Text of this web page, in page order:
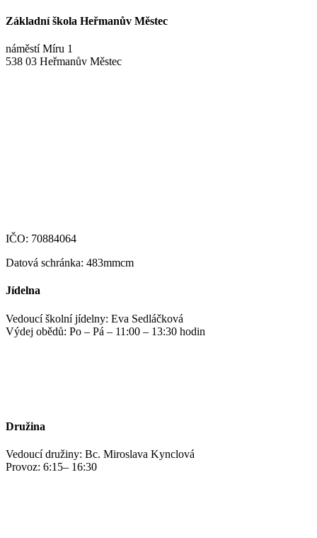
Základní škola Heřmanův Městec
náměstí Míru 1
538 03 Heřmanův Městec
IČO: 70884064
Datová schránka: 483mmcm
Jídelna
Vedoucí školní jídelny: Eva Sedláčková
Výdej obědů: Po – Pá – 11:00 – 13:30 hodin
Družina
Vedoucí družiny: Bc. Miroslava Kynclová
Provoz: 6:15– 16:30